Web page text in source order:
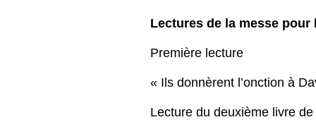
Lectures de la messe
Première lecture
« Ils donnèrent l’onction à
Lecture du deuxième livre